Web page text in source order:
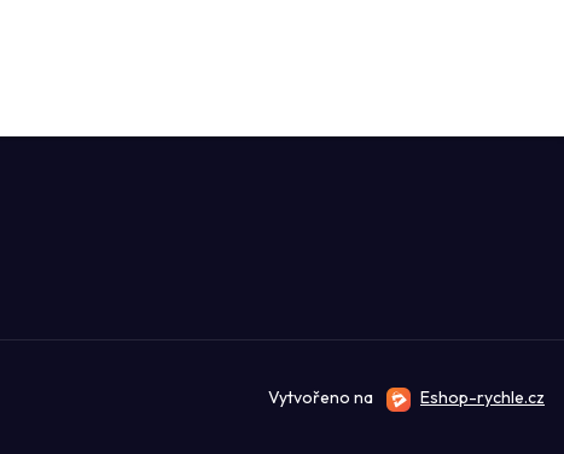
Vytvořeno na Eshop-rychle.cz